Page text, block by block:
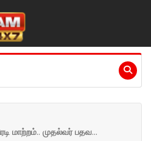
மாற்றம்.. முதல்வர் பதவ...